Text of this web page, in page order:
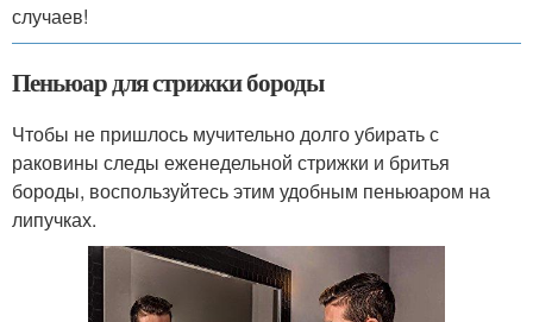
случаев!
Пеньюар для стрижки бороды
Чтобы не пришлось мучительно долго убирать с
раковины следы еженедельной стрижки и бритья
бороды, воспользуйтесь этим удобным пеньюаром на
липучках.